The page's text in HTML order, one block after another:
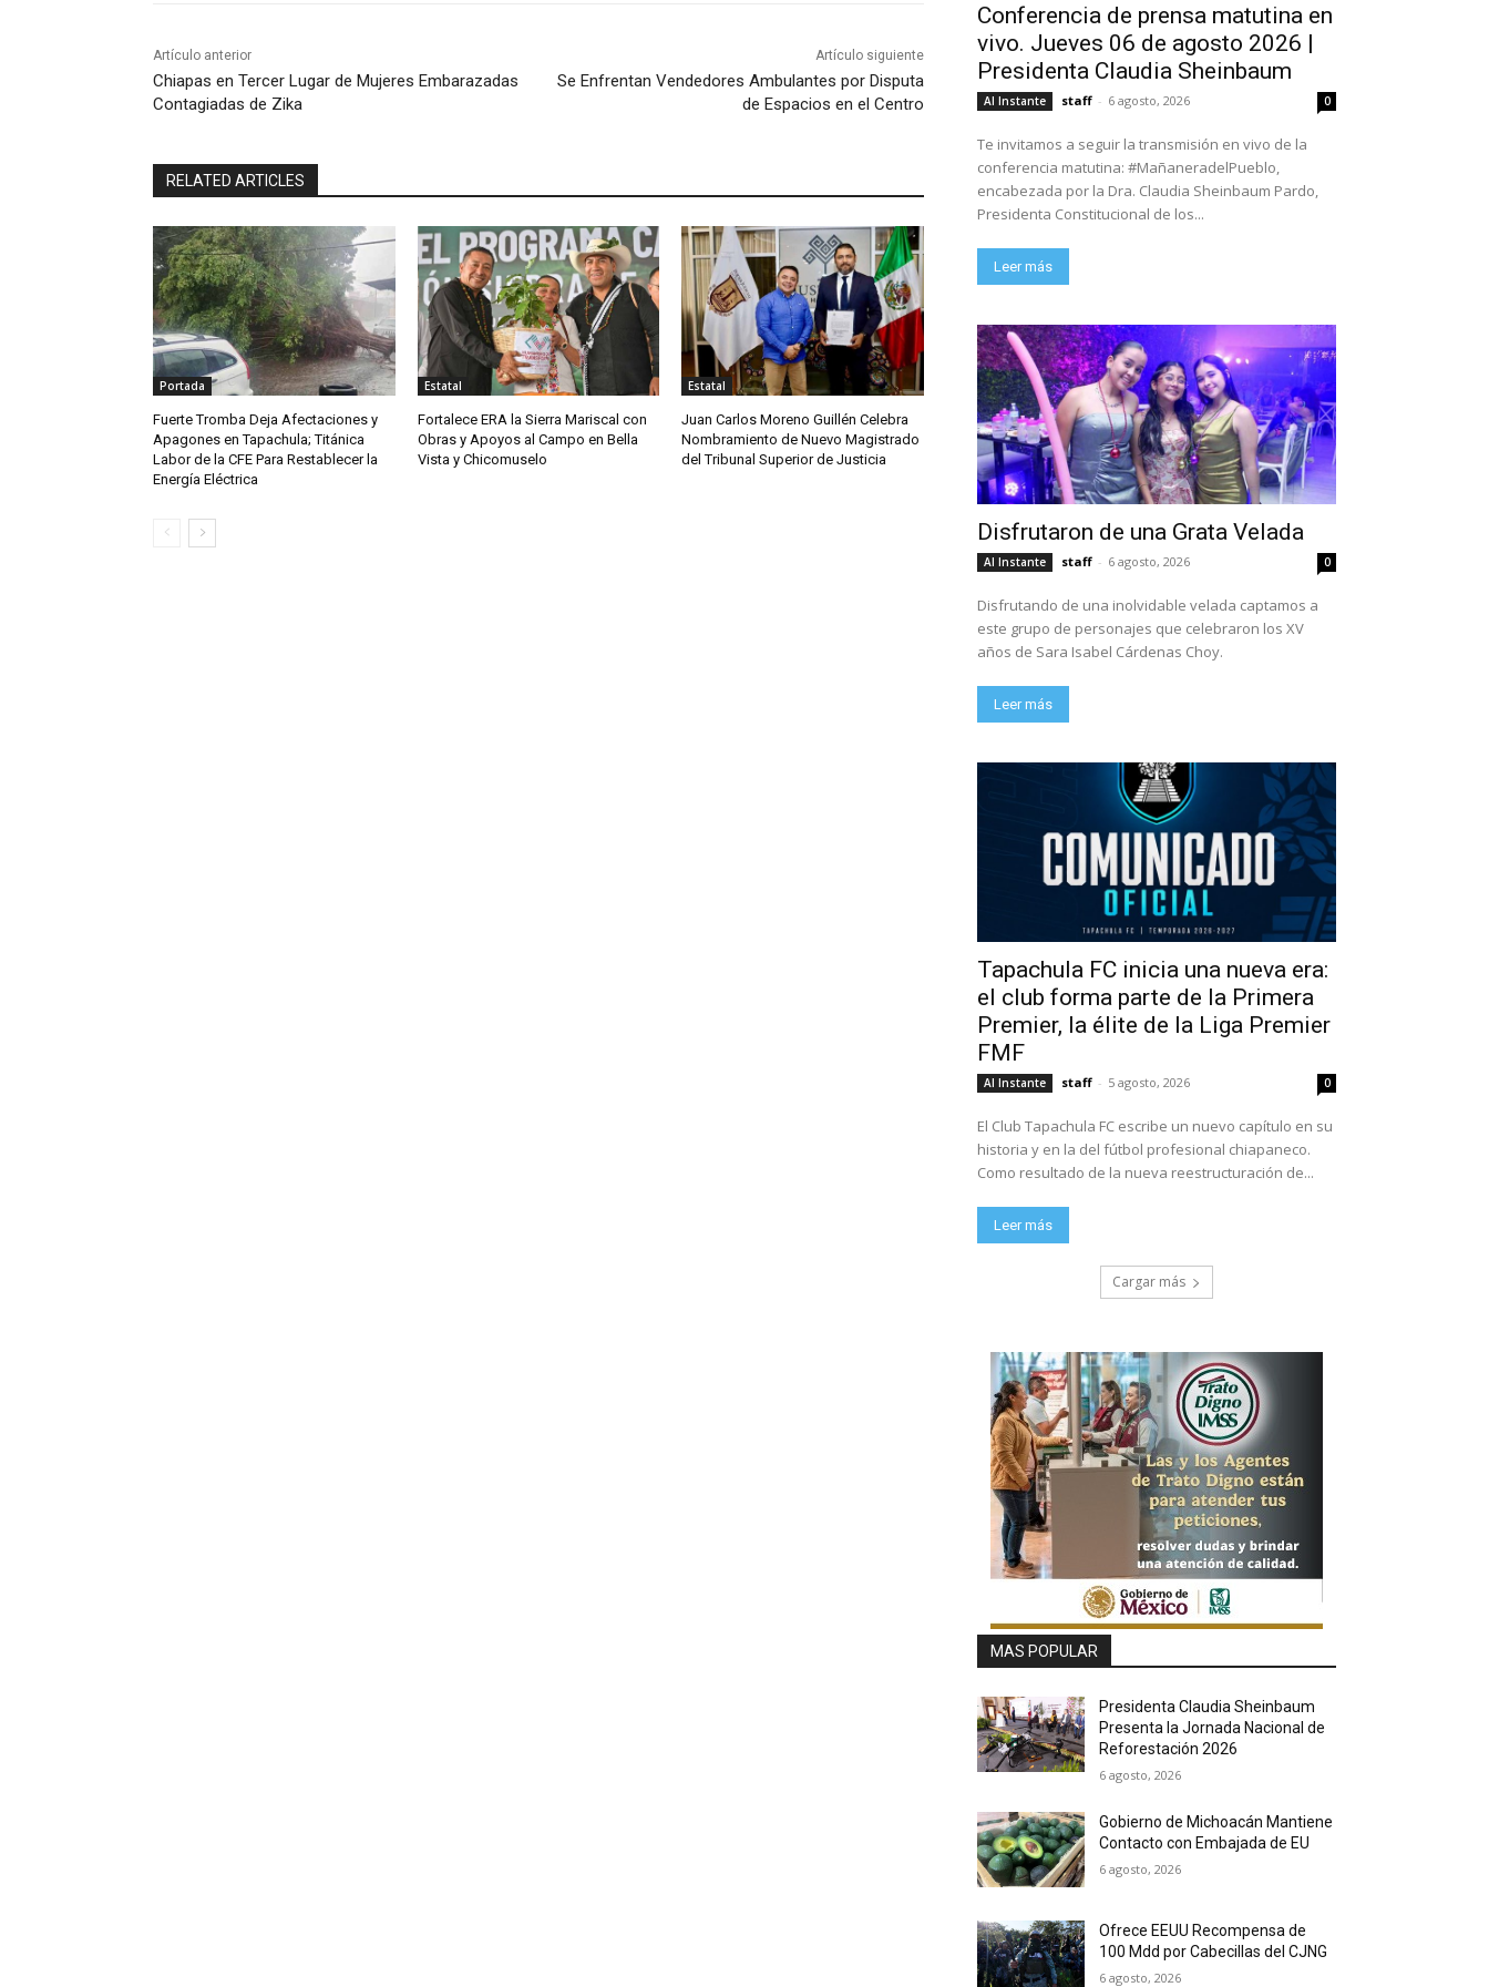
Artículo anterior
Chiapas en Tercer Lugar de Mujeres Embarazadas
Contagiadas de Zika
Artículo siguiente
Se Enfrentan Vendedores Ambulantes por Disputa
de Espacios en el Centro
RELATED ARTICLES
Portada
Fuerte Tromba Deja Afectaciones y
Apagones en Tapachula; Titánica
Labor de la CFE Para Restablecer la
Energía Eléctrica
Estatal
Fortalece ERA la Sierra Mariscal con
Obras y Apoyos al Campo en Bella
Vista y Chicomuselo
Estatal
Juan Carlos Moreno Guillén Celebra
Nombramiento de Nuevo Magistrado
del Tribunal Superior de Justicia
Conferencia de prensa matutina en
vivo. Jueves 06 de agosto 2026 |
Presidenta Claudia Sheinbaum
Al Instante staff - 6 agosto, 2026 0
Te invitamos a seguir la transmisión en vivo de la
conferencia matutina: #MañaneradelPueblo,
encabezada por la Dra. Claudia Sheinbaum Pardo,
Presidenta Constitucional de los...
Leer más
Disfrutaron de una Grata Velada
Al Instante staff - 6 agosto, 2026 0
Disfrutando de una inolvidable velada captamos a
este grupo de personajes que celebraron los XV
años de Sara Isabel Cárdenas Choy.
Leer más
Tapachula FC inicia una nueva era:
el club forma parte de la Primera
Premier, la élite de la Liga Premier
FMF
Al Instante staff - 5 agosto, 2026 0
El Club Tapachula FC escribe un nuevo capítulo en su
historia y en la del fútbol profesional chiapaneco.
Como resultado de la nueva reestructuración de...
Leer más
Cargar más
MAS POPULAR
Presidenta Claudia Sheinbaum
Presenta la Jornada Nacional de
Reforestación 2026
6 agosto, 2026
Gobierno de Michoacán Mantiene
Contacto con Embajada de EU
6 agosto, 2026
Ofrece EEUU Recompensa de
100 Mdd por Cabecillas del CJNG
6 agosto, 2026